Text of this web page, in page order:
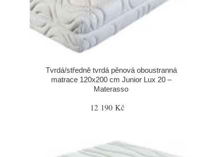
Tvrdá/středně tvrdá pěnová oboustranná
matrace 120x200 cm Junior Lux 20 –
Materasso
12 190 Kč